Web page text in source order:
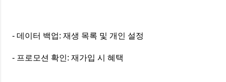
- 데이터 백업: 재생 목록 및 개인 설정
- 프로모션 확인: 재가입 시 혜택